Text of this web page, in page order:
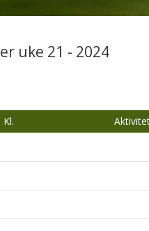
uke 21 - 2024
Kl.